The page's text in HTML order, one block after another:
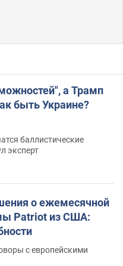
а Трамп
быть Украине?
баллистические
эксперт
о ежемесячной
Patriot из США:
с европейскими